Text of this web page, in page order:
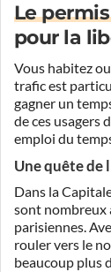
Le
pour la
Vous habitez
trafic est
gagner un
de ces usagers
emploi du
Une quête de
Dans la
sont nombreux
parisiennes.
rouler vers le
beaucoup plus